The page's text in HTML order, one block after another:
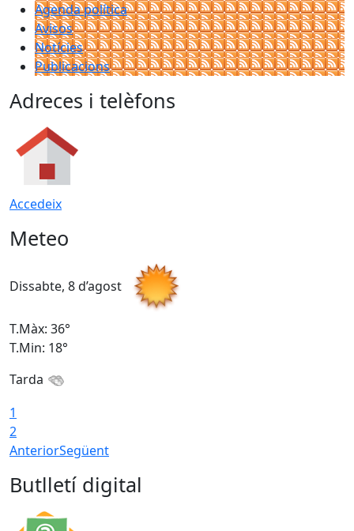
Agenda política
Avisos
Notícies
Publicacions
Adreces i telèfons
Accedeix
Meteo
Dissabte, 8 d’agost
T.Màx: 36°
T.Min: 18°
Tarda
1
2
AnteriorSegüent
Butlletí digital